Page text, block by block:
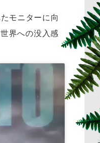
モニターに向
界への没入感